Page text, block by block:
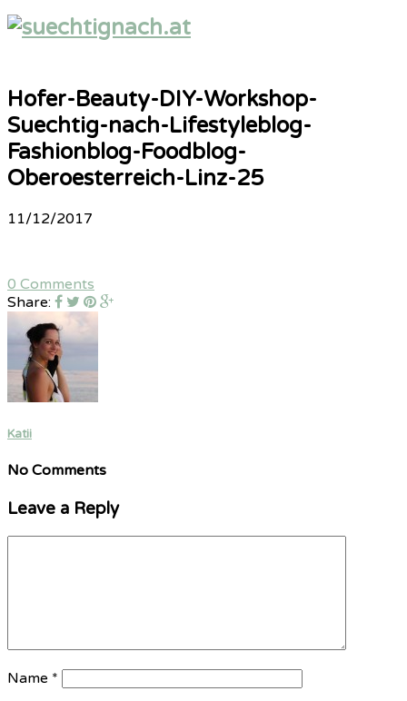
Hofer-Beauty-DIY-Workshop-
Suechtig-nach-Lifestyleblog-
Fashionblog-Foodblog-
Oberoesterreich-Linz-25
11/12/2017
0 Comments
Share:
Katii
No Comments
Leave a Reply
Name *